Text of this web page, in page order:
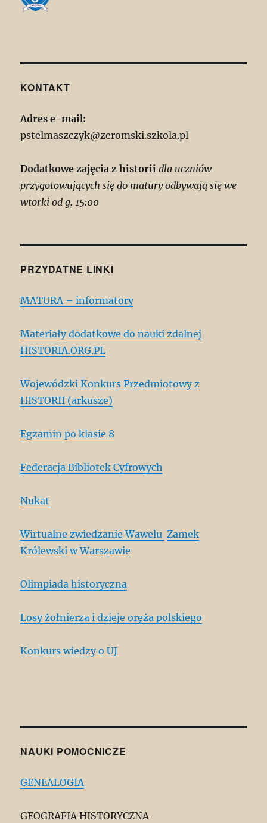
KONTAKT
Adres e-mail:
pstelmaszczyk@zeromski.szkola.pl
Dodatkowe zajęcia z historii dla uczniów
przygotowujących się do matury odbywają się we
wtorki od g. 15:00
PRZYDATNE LINKI
MATURA – informatory
Materiały dodatkowe do nauki zdalnej
HISTORIA.ORG.PL
Wojewódzki Konkurs Przedmiotowy z
HISTORII (arkusze)
Egzamin po klasie 8
Federacja Bibliotek Cyfrowych
Nukat
Wirtualne zwiedzanie Wawelu Zamek
Królewski w Warszawie
Olimpiada historyczna
Losy żołnierza i dzieje oręża polskiego
Konkurs wiedzy o UJ
NAUKI POMOCNICZE
GENEALOGIA
GEOGRAFIA HISTORYCZNA